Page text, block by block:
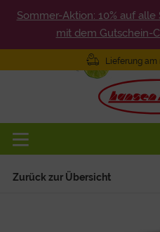
Sommer-Aktion: 10% auf
mit dem Gutschein-
Lieferung
Zurück zur Übersicht